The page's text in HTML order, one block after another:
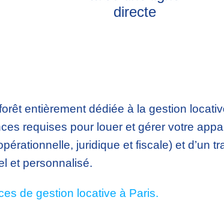
directe
entièrement dédiée à la gestion
requises pour louer et gérer votre
juridique et fiscale) et d’un
et personnalisé.
de gestion locative à Paris.